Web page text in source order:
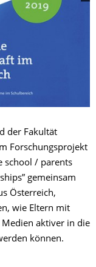
der Fakultät
Forschungsprojekt
school / parents
gemeinsam
Österreich,
wie Eltern mit
aktiver in die
können.